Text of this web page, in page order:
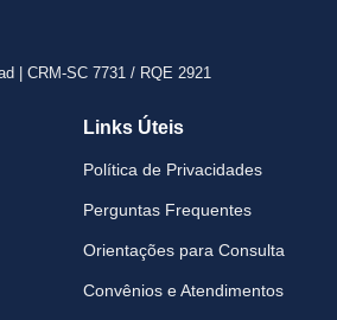
| CRM-SC 7731 / RQE 2921
Links Úteis
Política de Privacidades
Perguntas Frequentes
Orientações para Consulta
Convênios e Atendimentos